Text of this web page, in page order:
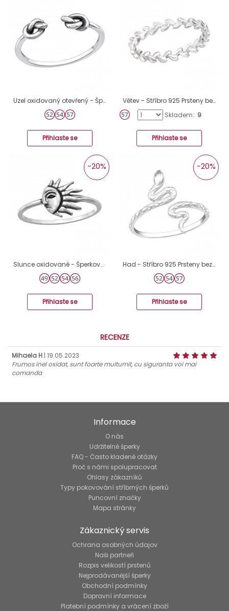
Uzel oxidovaný otevřený - Šperkovní Stříbro 925 Prsteny Bez Kamenů A4S46473
Přihlaste se
Větev - Stříbro 925 Prsteny bez kamenů A4S37907
Skladem:: 9
Přihlaste se
Slunce oxidované - Šperkovní Stříbro 925 Prsteny Bez Kamenů A4S46870
-20%
Přihlaste se
Had - Stříbro 925 Prsteny bez kamenů A4S40460
-20%
Přihlaste se
RECENZE
Mihaela H | 19.05.2023
Frumos inel oxidat, sunt foarte multumit, cu siguranta voi mai
comanda
Informace
O nás
Udržitelné šperky
FAQ - Často kladené otázky
Proč s námi spolupracovat
Ohlasy zákazníků
Typy pokovování stříbrných šperků
Puncovní značky
Mapa stránky
Zákaznický servis
Ochrana osobných údajov
Naši partneři
Rozpis velikostí prstenů
Nejprodávanější šperky
Obchodní podmínky
Dopravní informace
Platební podmínky a vrácení zboží